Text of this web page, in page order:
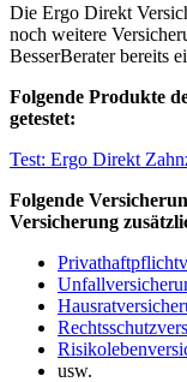
Die Ergo Direkt
noch weitere
BesserBerater bereits
Folgende Produkte
getestet:
Test: Ergo Direkt
Folgende
Versicherung
usw.